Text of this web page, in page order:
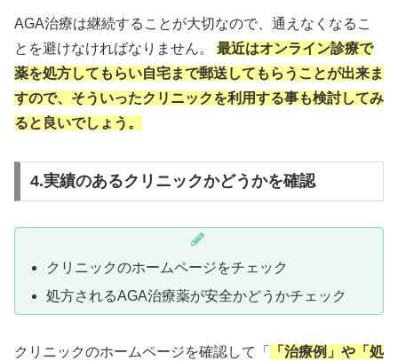
AGA治療は継続することが大切なので、通えなくなるこ
とを避けなければなりません。 最近はオンライン診療で
薬を処方してもらい自宅まで郵送してもらうことが出来ま
すので、そういったクリニックを利用する事も検討してみ
ると良いでしょう。
4.実績のあるクリニックかどうかを確認
クリニックのホームページをチェック
処方されるAGA治療薬が安全かどうかチェック
クリニックのホームページを確認して「
「治療例」や「処